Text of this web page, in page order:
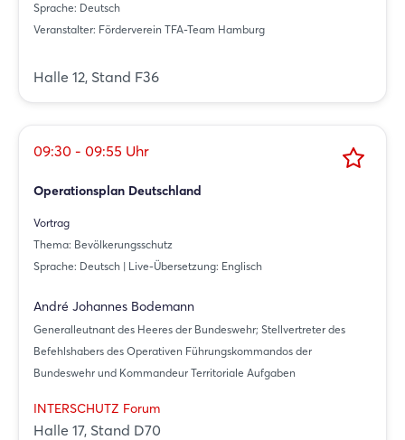
Sprache: Deutsch
Veranstalter: Förderverein TFA-Team Hamburg
Halle 12, Stand F36
09:30 - 09:55 Uhr
Operationsplan Deutschland
Vortrag
Thema: Bevölkerungsschutz
Sprache: Deutsch | Live-Übersetzung: Englisch
André Johannes Bodemann
Generalleutnant des Heeres der Bundeswehr; Stellvertreter des
Befehlshabers des Operativen Führungskommandos der
Bundeswehr und Kommandeur Territoriale Aufgaben
INTERSCHUTZ Forum
Halle 17, Stand D70